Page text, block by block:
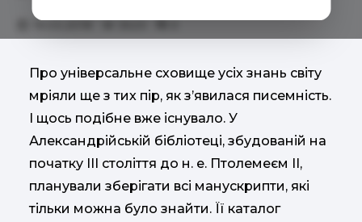
19.03.2018 3523 0
Про універсальне сховище усіх знань світу
мріяли ще з тих пір, як з’явилася писемність.
І щось подібне вже існувало. У
Александрійській бібліотеці, збудованій на
початку ІІІ століття до н. е. Птолемеєм ІІ,
планували зберігати всі манускрипти, які
тільки можна було знайти. Її каталог